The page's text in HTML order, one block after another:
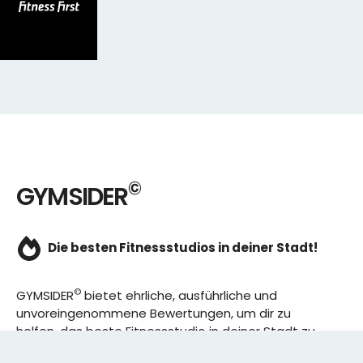
GYMSIDER©
Die besten Fitnessstudios in deiner Stadt!
GYMSIDER© bietet ehrliche, ausführliche und
unvoreingenommene Bewertungen, um dir zu
helfen, das beste Fitnessstudio in deiner Stadt zu